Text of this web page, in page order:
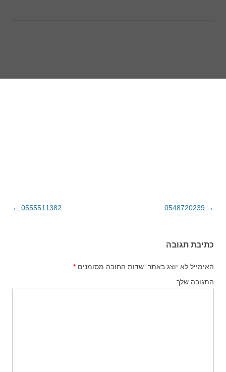
ניווט בפוסטים
→
0555511382
←
כתיבת תגובה
האימייל לא יוצג באתר. שדות החובה מסומנים *
התגובה שלך